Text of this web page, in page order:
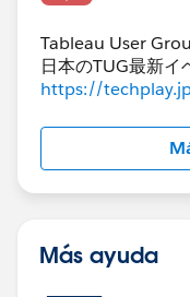
されております。
https://
us/
回答になっており
よろしくお願いい
Tableau User
日本のTUG最新イ
https://
Más ayuda